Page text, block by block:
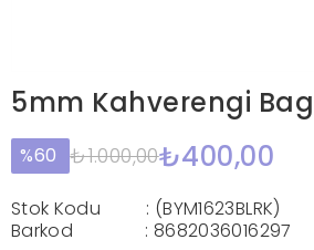
5mm Kahverengi
60 ₺1.000,00₺400,00
Stok Kodu
(BYM1623BLRK)
Barkod
: 8682036016297